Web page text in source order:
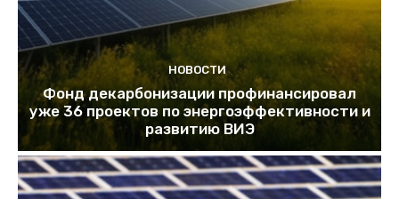
НОВОСТИ
Фонд декарбонизации профинансировал
уже 36 проектов по энергоэффективности и
развитию ВИЭ